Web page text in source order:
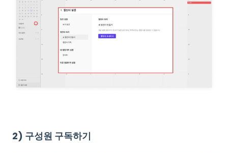
2) 구성원 구독하기